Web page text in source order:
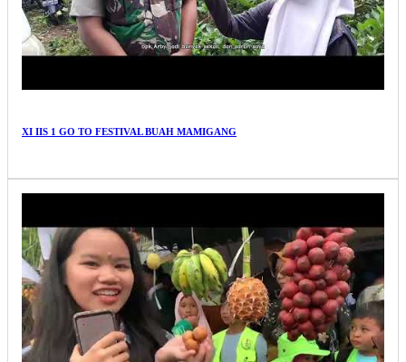
XI IIS 1 GO TO FESTIVAL BUAH MAMIGANG